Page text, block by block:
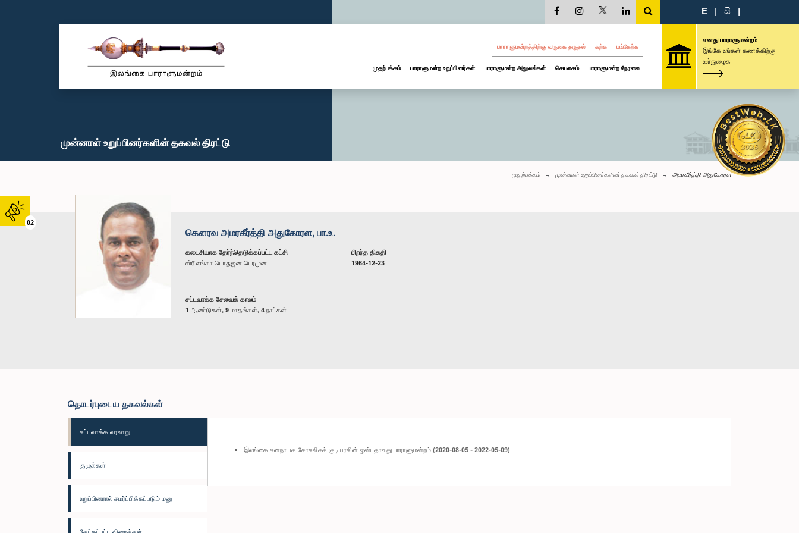
02
E | සි |
பாராளுமன்றத்திற்கு வருகை தருதல் கற்க பங்கேற்க
முதற்பக்கம் பாராளுமன்ற உறுப்பினர்கள் பாராளுமன்ற அலுவல்கள் செயலகம் பாராளுமன்ற நேரலை
எனது பாராளுமன்றம்
இங்கே உங்கள் கணக்கிற்கு
உள்நுழைக
முன்னாள் உறுப்பினர்களின் தகவல் திரட்டு
முதற்பக்கம் முன்னாள் உறுப்பினர்களின் தகவல் திரட்டு அமரகீர்த்தி அதுகோரள
கௌரவ அமரகீர்த்தி அதுகோரள, பா.உ.
கடைசியாக தேர்ந்தெடுக்கப்பட்ட கட்சி
ஸ்ரீ லங்கா பொதுஜன பெரமுன
பிறந்த திகதி
1964-12-23
சட்டவாக்க சேவைக் காலம்
1 ஆண்டுகள், 9 மாதங்கள், 4 நாட்கள்
தொடர்புடைய தகவல்கள்
சட்டவாக்க வரலாறு
குழுக்கள்
உறுப்பினரால் சமர்ப்பிக்கப்படும் மனு
இலங்கை சனநாயக சோசலிசக் குடியரசின் ஒன்பதாவது பாராளுமன்றம் (2020-08-05 - 2022-05-09)